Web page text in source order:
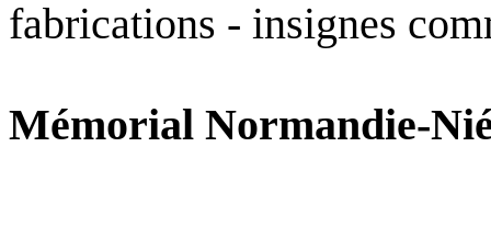
fabrications - insignes
Mémorial Normandie-